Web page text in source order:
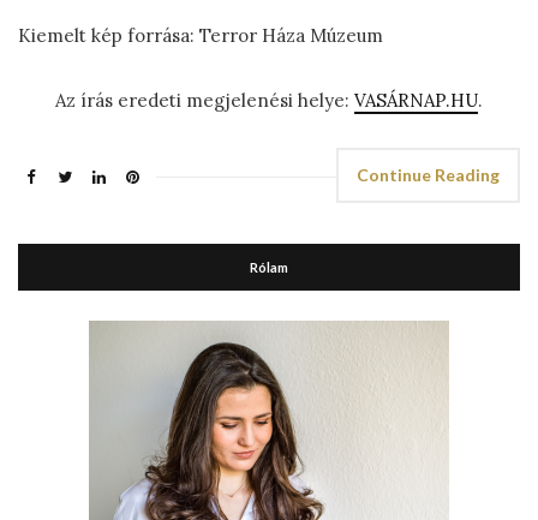
Kiemelt kép forrása: Terror Háza Múzeum
Az írás eredeti megjelenési helye: VASÁRNAP.HU.
Continue Reading
Rólam